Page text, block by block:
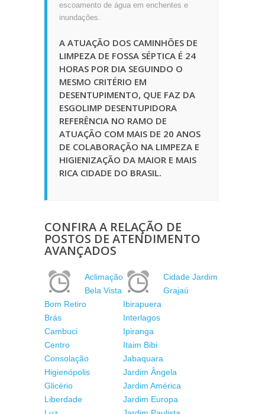
escoamento de água em enchentes e
inundações.
A ATUAÇÃO DOS CAMINHÕES DE
LIMPEZA DE FOSSA SÉPTICA É 24
HORAS POR DIA SEGUINDO O
MESMO CRITÉRIO EM
DESENTUPIMENTO, QUE FAZ DA
ESGOLIMP DESENTUPIDORA
REFERÊNCIA NO RAMO DE
ATUAÇÃO COM MAIS DE 20 ANOS
DE COLABORAÇÃO NA LIMPEZA E
HIGIENIZAÇÃO DA MAIOR E MAIS
RICA CIDADE DO BRASIL.
CONFIRA A RELAÇÃO DE
POSTOS DE ATENDIMENTO
AVANÇADOS
Aclimação
Bela Vista
Bom Retiro
Brás
Cambuci
Centro
Consolação
Higienópolis
Glicério
Liberdade
Cidade Jardim
Grajaú
Ibirapuera
Interlagos
Ipiranga
Itaim Bibi
Jabaquara
Jardim Ângela
Jardim América
Jardim Europa